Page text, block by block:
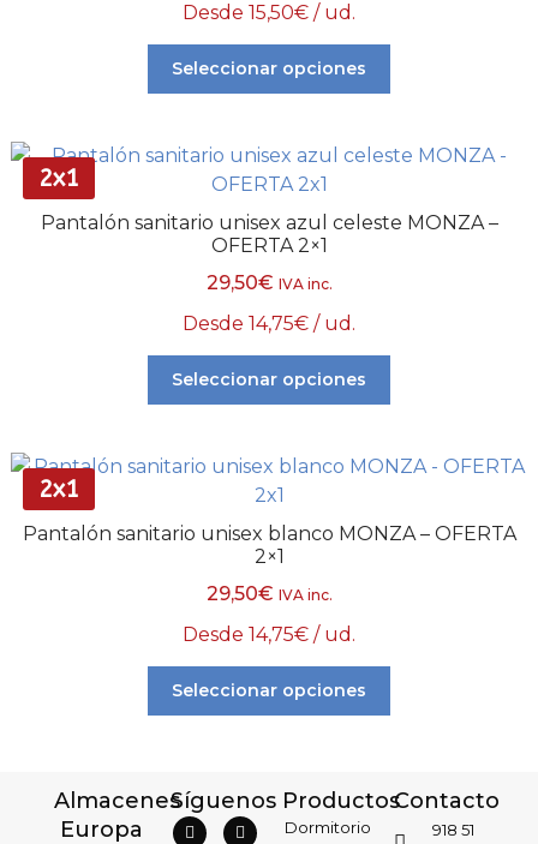
Desde 15,50€ / ud.
Seleccionar opciones
2x1
Pantalón sanitario unisex azul celeste MONZA –
OFERTA 2×1
29,50€ IVA inc.
Desde 14,75€ / ud.
Seleccionar opciones
2x1
Pantalón sanitario unisex blanco MONZA – OFERTA
2×1
29,50€ IVA inc.
Desde 14,75€ / ud.
Seleccionar opciones
Almacenes
Europa
Síguenos Productos
Dormitorio
Contacto
918 51